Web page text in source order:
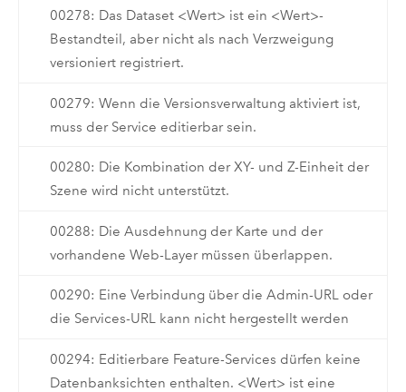
00278: Das Dataset <Wert> ist ein <Wert>-
Bestandteil, aber nicht als nach Verzweigung
versioniert registriert.
00279: Wenn die Versionsverwaltung aktiviert ist,
muss der Service editierbar sein.
00280: Die Kombination der XY- und Z-Einheit der
Szene wird nicht unterstützt.
00288: Die Ausdehnung der Karte und der
vorhandene Web-Layer müssen überlappen.
00290: Eine Verbindung über die Admin-URL oder
die Services-URL kann nicht hergestellt werden
00294: Editierbare Feature-Services dürfen keine
Datenbanksichten enthalten. <Wert> ist eine